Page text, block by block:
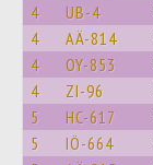
4 UB-4
4 AÄ-814
4 OY-853
4 ZI-96
5 HC-617
5 IÖ-664